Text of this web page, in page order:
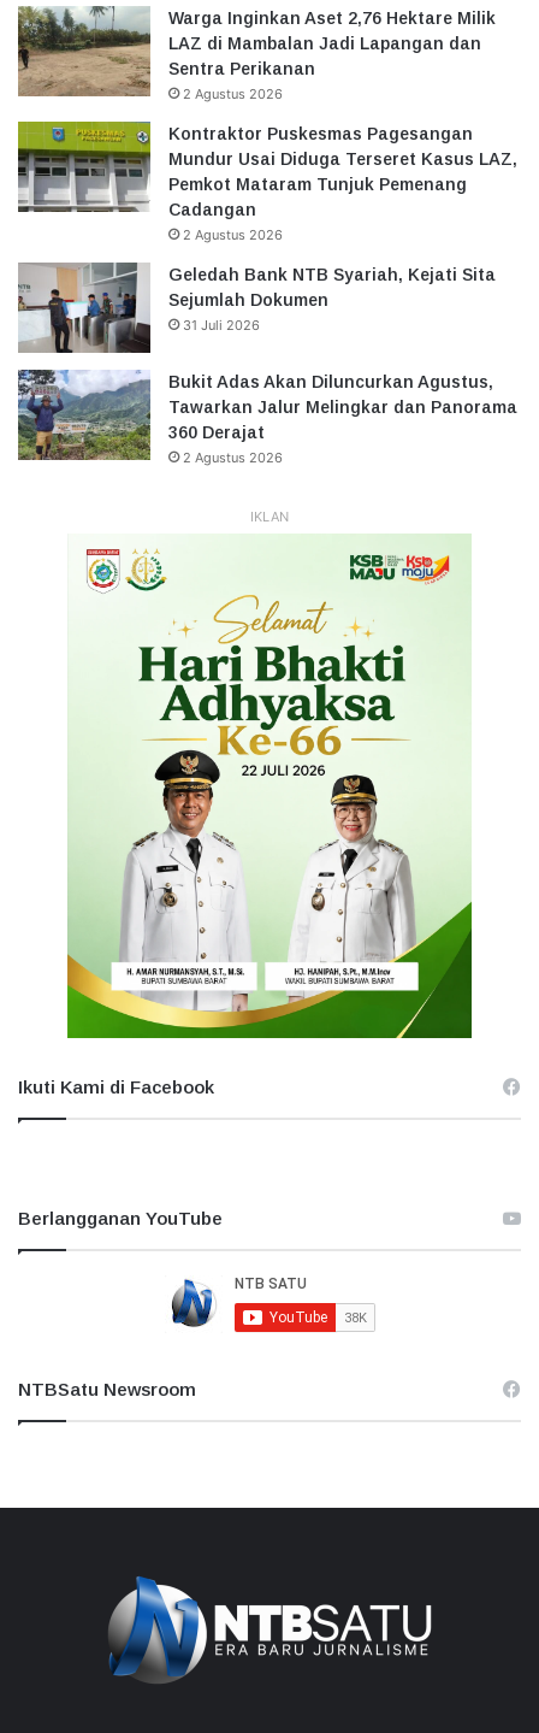
Warga Inginkan Aset 2,76 Hektare Milik
LAZ di Mambalan Jadi Lapangan dan
Sentra Perikanan
2 Agustus 2026
Kontraktor Puskesmas Pagesangan
Mundur Usai Diduga Terseret Kasus LAZ,
Pemkot Mataram Tunjuk Pemenang
Cadangan
2 Agustus 2026
Geledah Bank NTB Syariah, Kejati Sita
Sejumlah Dokumen
31 Juli 2026
Bukit Adas Akan Diluncurkan Agustus,
Tawarkan Jalur Melingkar dan Panorama
360 Derajat
2 Agustus 2026
IKLAN
Ikuti Kami di Facebook
Berlangganan YouTube
NTBSatu Newsroom